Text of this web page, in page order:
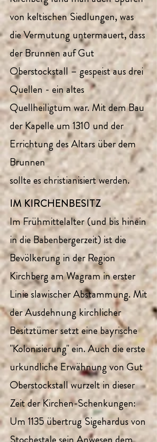
von keltischen Siedlungen, was
die Vermutung untermauert, dass
der Brunnen auf Gut
Oberstockstall – gespeist aus drei
Quellen - ein altes
Quellheiligtum war. Mit dem Bau
der Kapelle um 1310 und der
Errichtung des Altars über dem
Brunnen
sollte es christianisiert werden.
IM KIRCHENBESITZ
Im Frühmittelalter (und bis hinein
in die Babenbergerzeit) ist die
Bevölkerung in der Region
Kirchberg am Wagram in erster
Linie slawischer Abstammung. Mit
der Ausdehnung kirchlicher
Besitztümer setzt eine bayrische
"Kolonisierung" ein. Auch die erste
urkundliche Erwähnung von Gut
Oberstockstall wurzelt in dieser
Zeit der Kirchen-Schenkungen:
Um 1135 übertrug Sigehardus von